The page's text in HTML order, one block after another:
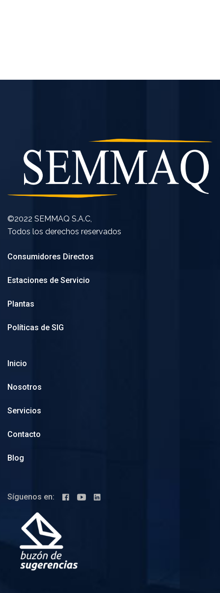
©2022 SEMMAQ S.A.C,
Todos los derechos reservados
Consumidores Directos
Estaciones de Servicio
Plantas
Políticas de SIG
Inicio
Nosotros
Servicios
Contacto
Blog
Síguenos en: